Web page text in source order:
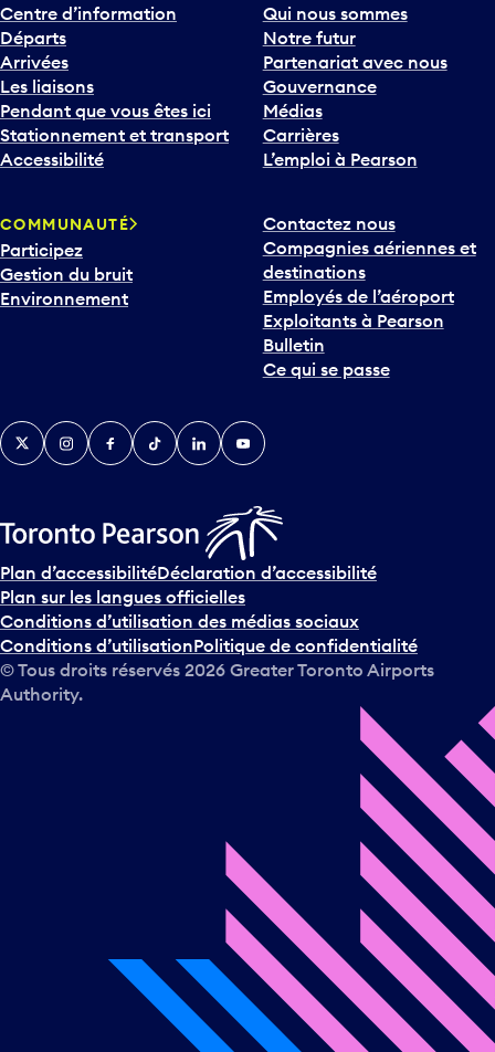
Centre d’information
Départs
Arrivées
Les liaisons
Pendant que vous êtes ici
Stationnement et transport
Accessibilité
Qui nous sommes
Notre futur
Partenariat avec nous
Gouvernance
Médias
Carrières
L’emploi à Pearson
COMMUNAUTÉ
Participez
Gestion du bruit
Environnement
Contactez nous
Compagnies aériennes et
destinations
Employés de l’aéroport
Exploitants à Pearson
Bulletin
Ce qui se passe
TwitterInstagramFacebook
TikTokLinkedInYouTube
Plan d’accessibilitéDéclaration d’accessibilité
Plan sur les langues officielles
Conditions d’utilisation des médias sociaux
Conditions d’utilisationPolitique de confidentialité
© Tous droits réservés 2026 Greater Toronto Airports
Authority.